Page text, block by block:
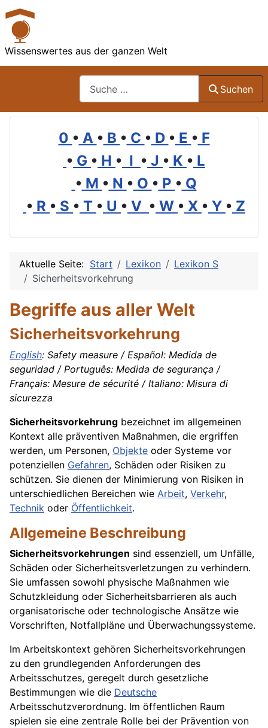
Wissenswertes aus der ganzen Welt
Suchen
0 • A • B • C • D • E • F
• G • H • I • J • K • L
• M • N • O • P • Q
• R • S • T • U • V • W • X • Y • Z
Aktuelle Seite: Start Lexikon
Lexikon S
Sicherheitsvorkehrung
Begriffe aus aller Welt
Sicherheitsvorkehrung
English: Safety measure / Español: Medida de
seguridad / Português: Medida de segurança /
Français: Mesure de sécurité / Italiano: Misura di
sicurezza
Sicherheitsvorkehrung bezeichnet im allgemeinen
Kontext alle präventiven Maßnahmen, die ergriffen
werden, um Personen, Objekte oder Systeme vor
potenziellen Gefahren, Schäden oder Risiken zu
schützen. Sie dienen der Minimierung von Risiken in
unterschiedlichen Bereichen wie Arbeit, Verkehr,
Technik oder Öffentlichkeit.
Allgemeine Beschreibung
Sicherheitsvorkehrungen sind essenziell, um Unfälle,
Schäden oder Sicherheitsverletzungen zu verhindern.
Sie umfassen sowohl physische Maßnahmen wie
Schutzkleidung oder Sicherheitsbarrieren als auch
organisatorische oder technologische Ansätze wie
Vorschriften, Notfallpläne und Überwachungssysteme.
Im Arbeitskontext gehören Sicherheitsvorkehrungen
zu den grundlegenden Anforderungen des
Arbeitsschutzes, geregelt durch gesetzliche
Bestimmungen wie die Deutsche
Arbeitsschutzverordnung. Im öffentlichen Raum
spielen sie eine zentrale Rolle bei der Prävention von